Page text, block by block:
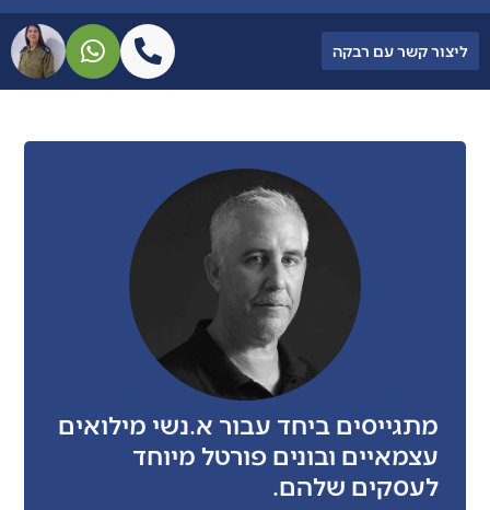
ליצור קשר עם רבקה
מתגייסים ביחד עבור א.נשי מילואים
עצמאיים ובונים פורטל מיוחד
לעסקים שלהם.